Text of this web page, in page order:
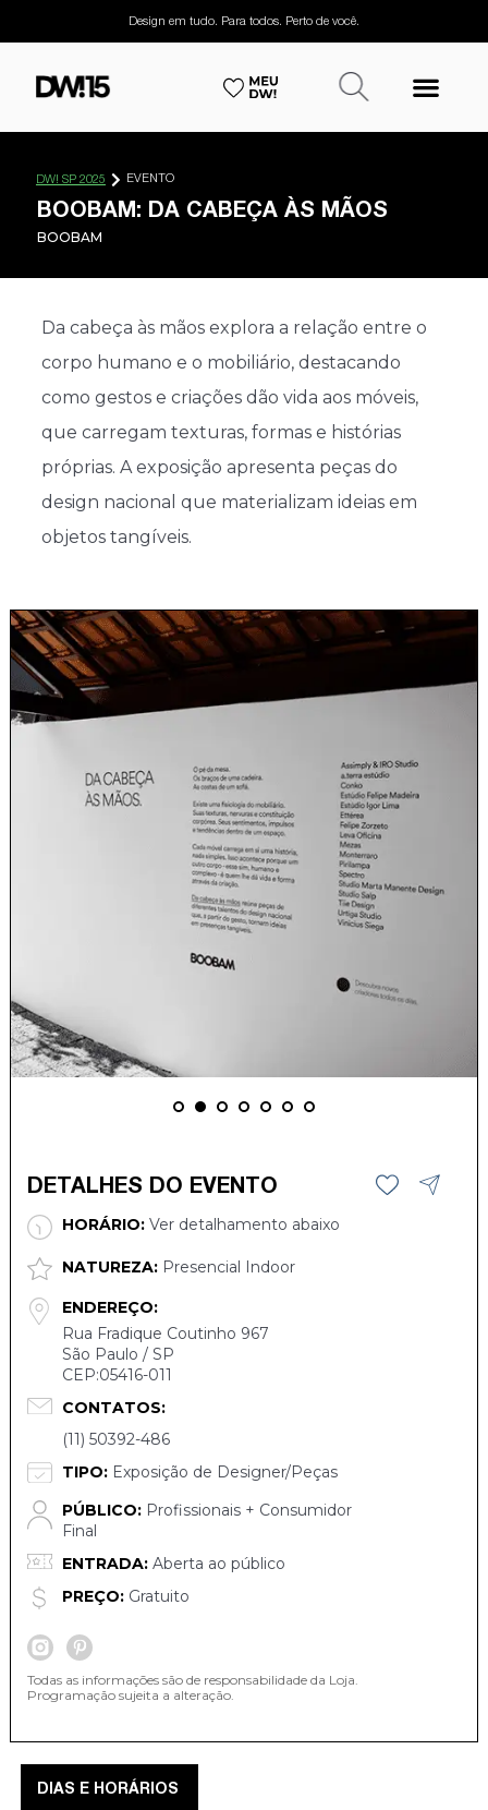
Design em tudo. Para todos. Perto de você.
DW! SP 2025 EVENTO
BOOBAM: DA CABEÇA ÀS MÃOS
BOOBAM
Da cabeça às mãos explora a relação entre o
corpo humano e o mobiliário, destacando
como gestos e criações dão vida aos móveis,
que carregam texturas, formas e histórias
próprias. A exposição apresenta peças do
design nacional que materializam ideias em
objetos tangíveis.
DETALHES DO EVENTO
HORÁRIO:Ver detalhamento abaixo
NATUREZA:Presencial Indoor
ENDEREÇO:
Rua Fradique Coutinho 967
São Paulo / SP
CEP:05416-011
CONTATOS:
(11) 50392-486
TIPO:Exposição de Designer/Peças
PÚBLICO:Profissionais + Consumidor
Final
ENTRADA:Aberta ao público
PREÇO:Gratuito
Todas as informações são de responsabilidade da Loja.
Programação sujeita a alteração.
DIAS E HORÁRIOS